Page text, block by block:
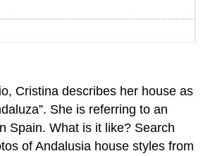
Cristina describes her house as
She is referring to an
Spain. What is it like? Search
of Andalusia house styles from